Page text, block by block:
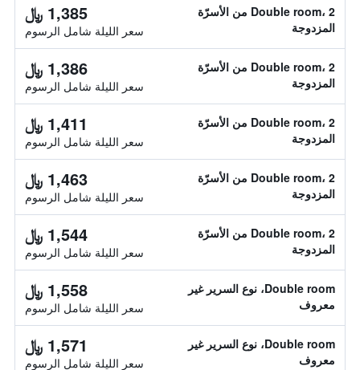
Double room، 2 من الأسرّة
المزدوجة
1,385 ﷼
سعر الليلة شامل الرسوم
Double room، 2 من الأسرّة
المزدوجة
1,386 ﷼
سعر الليلة شامل الرسوم
Double room، 2 من الأسرّة
المزدوجة
1,411 ﷼
سعر الليلة شامل الرسوم
Double room، 2 من الأسرّة
المزدوجة
1,463 ﷼
سعر الليلة شامل الرسوم
Double room، 2 من الأسرّة
المزدوجة
1,544 ﷼
سعر الليلة شامل الرسوم
Double room، نوع السرير غير
معروف
1,558 ﷼
سعر الليلة شامل الرسوم
Double room، نوع السرير غير
معروف
1,571 ﷼
سعر الليلة شامل الرسوم